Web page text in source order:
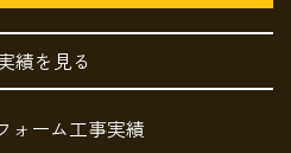
績を見る
ォーム工事実績